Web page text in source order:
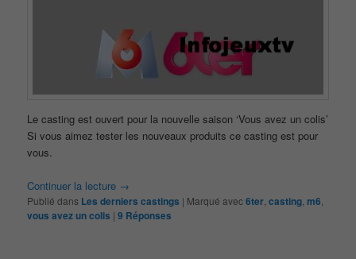
Le casting est ouvert pour la nouvelle saison ‘Vous avez un colis’
Si vous aimez tester les nouveaux produits ce casting est pour
vous.
Continuer la lecture →
Publié dans Les derniers castings | Marqué avec6ter ,casting ,m6
vous avez un colis |9 Réponses